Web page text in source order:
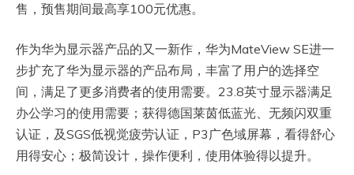
售，预售期间最高享100元优惠。
作为华为显示器产品的又一新作，华为MateView SE进一
步扩充了华为显示器的产品布局，丰富了用户的选择空
间，满足了更多消费者的使用需要。23.8英寸显示器满足
办公学习的使用需要；获得德国莱茵低蓝光、无频闪双重
认证，及SGS低视觉疲劳认证，P3广色域屏幕，看得舒心
用得安心；极简设计，操作便利，使用体验得以提升。